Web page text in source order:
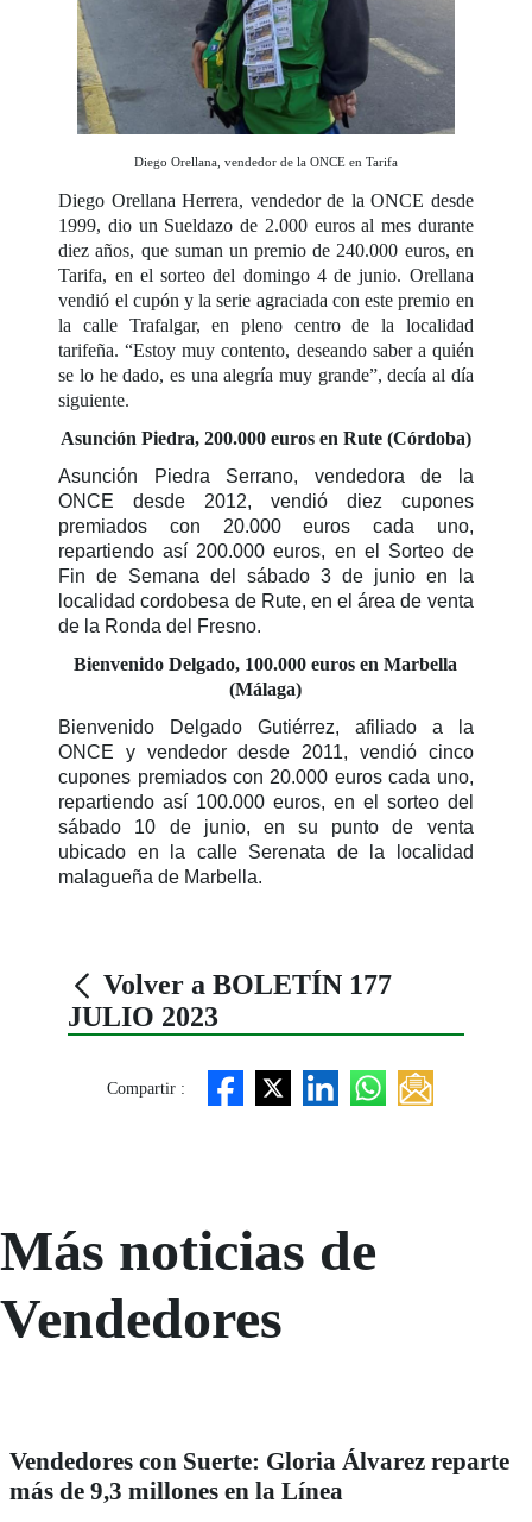
Diego Orellana, vendedor de la ONCE en Tarifa
Diego Orellana Herrera, vendedor de la ONCE desde
1999, dio un Sueldazo de 2.000 euros al mes durante
diez años, que suman un premio de 240.000 euros, en
Tarifa, en el sorteo del domingo 4 de junio. Orellana
vendió el cupón y la serie agraciada con este premio en
la calle Trafalgar, en pleno centro de la localidad
tarifeña. “Estoy muy contento, deseando saber a quién
se lo he dado, es una alegría muy grande”, decía al día
siguiente.
Asunción Piedra, 200.000 euros en Rute (Córdoba)
Asunción Piedra Serrano, vendedora de la
ONCE desde 2012, vendió diez cupones
premiados con 20.000 euros cada uno,
repartiendo así 200.000 euros, en el Sorteo de
Fin de Semana del sábado 3 de junio en la
localidad cordobesa de Rute, en el área de venta
de la Ronda del Fresno.
Bienvenido Delgado, 100.000 euros en Marbella
(Málaga)
Bienvenido Delgado Gutiérrez, afiliado a la
ONCE y vendedor desde 2011, vendió cinco
cupones premiados con 20.000 euros cada uno,
repartiendo así 100.000 euros, en el sorteo del
sábado 10 de junio, en su punto de venta
ubicado en la calle Serenata de la localidad
malagueña de Marbella.
Volver a BOLETÍN 177
JULIO 2023
Compartir :
Más noticias de
Vendedores
Vendedores con Suerte: Gloria Álvarez reparte
más de 9,3 millones en la Línea